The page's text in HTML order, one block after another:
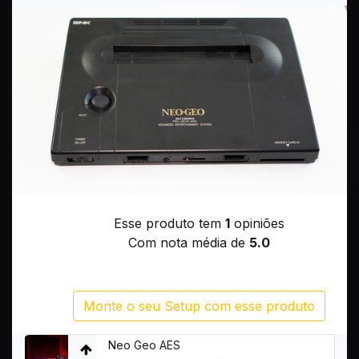
Esse produto tem 1opiniões
Com nota média de 5.0
Monte o seu Setup com esse produto
Neo Geo AES